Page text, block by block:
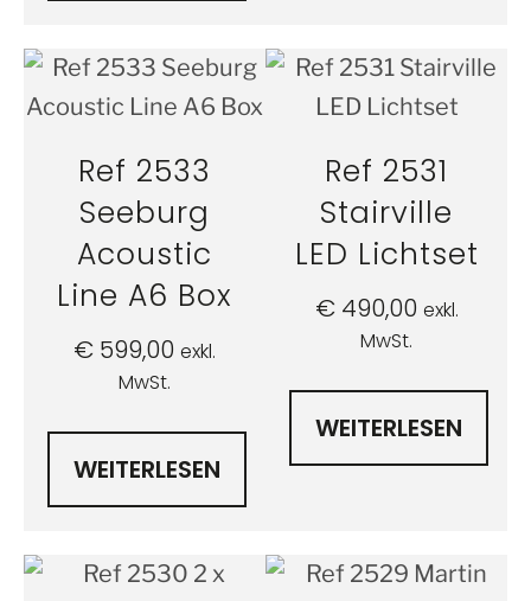
Ref 2533
Seeburg
Acoustic
Line A6 Box
€ 599,00 exkl.
MwSt.
WEITERLESEN
Ref 2531
Stairville
LED Lichtset
€490,00 exkl.
MwSt.
WEITERLESEN